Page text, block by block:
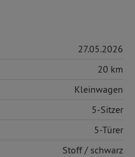
27.05.2026
20 km
Kleinwagen
5-Sitzer
5-Türer
Stoff/ schwarz